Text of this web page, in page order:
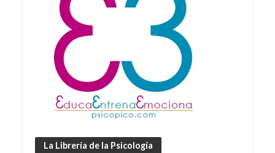
La Librería de la Psicología